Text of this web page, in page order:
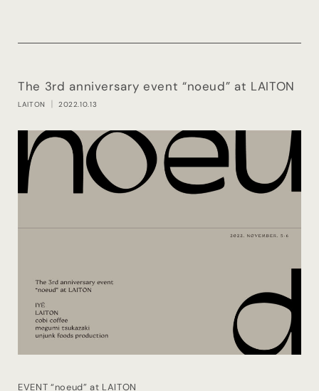
The 3rd anniversary event “noeud” at LAITON
LAITON ｜ 2022.10.13
EVENT “noeud” at LAITON